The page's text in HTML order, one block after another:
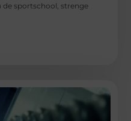
de sportschool, strenge